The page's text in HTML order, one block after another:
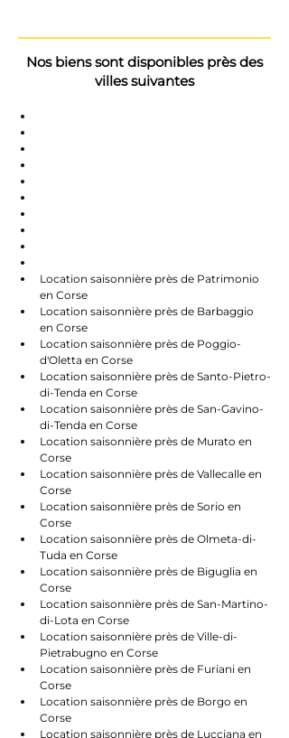
Nos biens sont disponibles près des
villes suivantes
Location saisonnière près de Patrimonio
en Corse
Location saisonnière près de Barbaggio
en Corse
Location saisonnière près de Poggio-
d'Oletta en Corse
Location saisonnière près de Santo-Pietro-
di-Tenda en Corse
Location saisonnière près de San-Gavino-
di-Tenda en Corse
Location saisonnière près de Murato en
Corse
Location saisonnière près de Vallecalle en
Corse
Location saisonnière près de Sorio en
Corse
Location saisonnière près de Olmeta-di-
Tuda en Corse
Location saisonnière près de Biguglia en
Corse
Location saisonnière près de San-Martino-
di-Lota en Corse
Location saisonnière près de Ville-di-
Pietrabugno en Corse
Location saisonnière près de Furiani en
Corse
Location saisonnière près de Borgo en
Corse
Location saisonnière près de Lucciana en